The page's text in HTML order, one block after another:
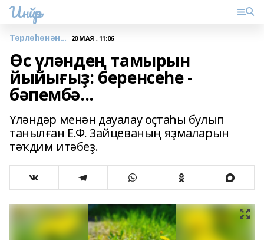
Инйәр
Төрлөһөнән... 20 МАЯ , 11:06
Өс үләндең тамырын
йыйығыҙ: беренсеһе -
бәпембә...
Үләндәр менән дауалау оҫтаһы булып
танылған Е.Ф. Зайцеваның яҙмаларын
тәҡдим итәбеҙ.